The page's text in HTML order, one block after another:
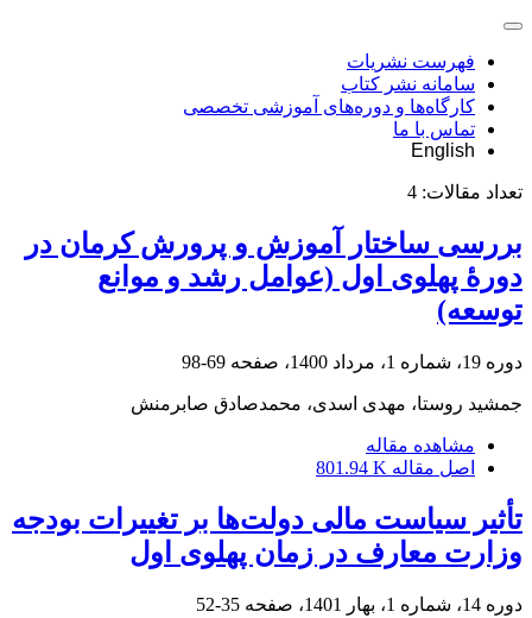
فهرست نشریات
سامانه نشر کتاب
کارگاه‌ها و دوره‌های آموزشی تخصصی
تماس با ما
English
تعداد مقالات: 4
بررسی ساختار آموزش و پرورش کرمان در
دورۀ پهلوی اول (عوامل رشد و موانع
توسعه)
دوره 19، شماره 1، مرداد 1400، صفحه 69-98
جمشید روستا، مهدی اسدی، محمدصادق صابرمنش
مشاهده مقاله
اصل مقاله 801.94 K
تأثیر سیاست مالی دولت‌ها بر تغییرات بودجه
وزارت معارف در زمان پهلوی اول
دوره 14، شماره 1، بهار 1401، صفحه 35-52